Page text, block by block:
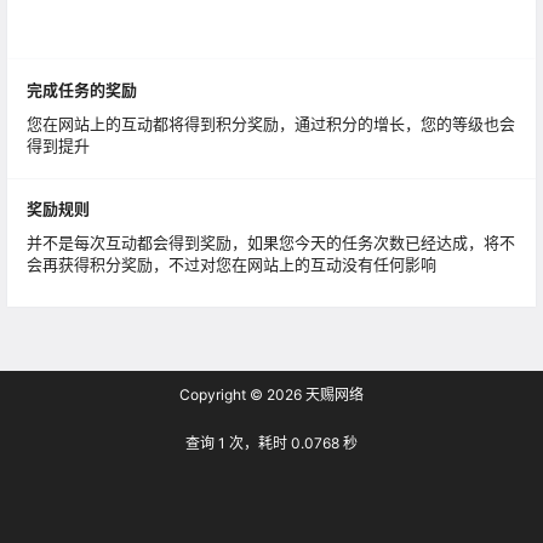
完成任务的奖励
您在网站上的互动都将得到积分奖励，通过积分的增长，您的等级也会
得到提升
奖励规则
并不是每次互动都会得到奖励，如果您今天的任务次数已经达成，将不
会再获得积分奖励，不过对您在网站上的互动没有任何影响
Copyright © 2026 天赐网络
查询 1 次，耗时 0.0768 秒